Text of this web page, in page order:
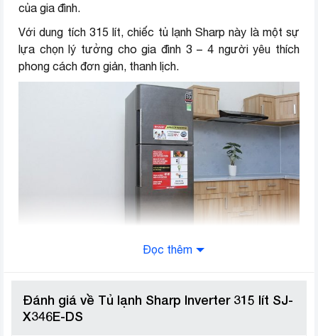
của gia đình.
Với dung tích 315 lít, chiếc tủ lạnh Sharp này là một sự
lựa chọn lý tưởng cho gia đình 3 – 4 người yêu thích
phong cách đơn giản, thanh lịch.
Công nghệ J-Tech Inverter hiện đại,
tiết kiệm điện
Đọc thêm
Đánh giá về Tủ lạnh Sharp Inverter 315 lít SJ-
X346E-DS